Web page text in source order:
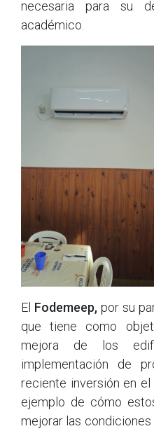
necesaria para su
académico.
El Fodemeep,por su
que tiene como
mejora de los
implementación de
reciente inversión en
ejemplo de cómo
mejorar las